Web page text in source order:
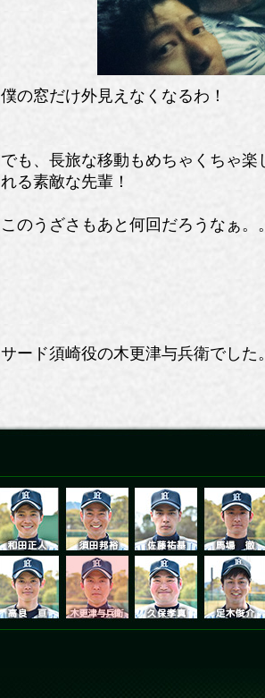
僕の窓だけ外見えなくなるわ！
でも、長旅な移動もめちゃくちゃ
れる素敵な先輩！
このうざさもあと何回だろうなぁ。
サード須崎役の木更津与兵衛でした